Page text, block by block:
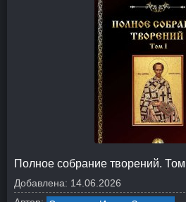
Полное собрание творений. Том I
Добавлена: 14.06.2026